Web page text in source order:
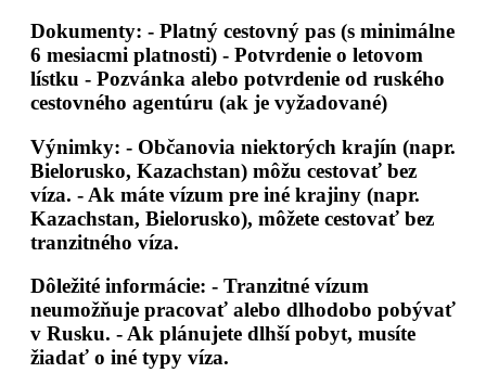
Dokumenty: - Platný cestovný pas (s minimálne
6 mesiacmi platnosti) - Potvrdenie o letovom
lístku - Pozvánka alebo potvrdenie od ruského
cestovného agentúru (ak je vyžadované)
Výnimky: - Občanovia niektorých krajín (napr.
Bielorusko, Kazachstan) môžu cestovať bez
víza. - Ak máte vízum pre iné krajiny (napr.
Kazachstan, Bielorusko), môžete cestovať bez
tranzitného víza.
Dôležité informácie: - Tranzitné vízum
neumožňuje pracovať alebo dlhodobo pobývať
v Rusku. - Ak plánujete dlhší pobyt, musíte
žiadať o iné typy víza.